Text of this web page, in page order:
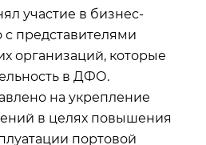
участие в бизнес-
с представителями
организаций, которые
в ДФО.
на укрепление
в целях повышения
портовой